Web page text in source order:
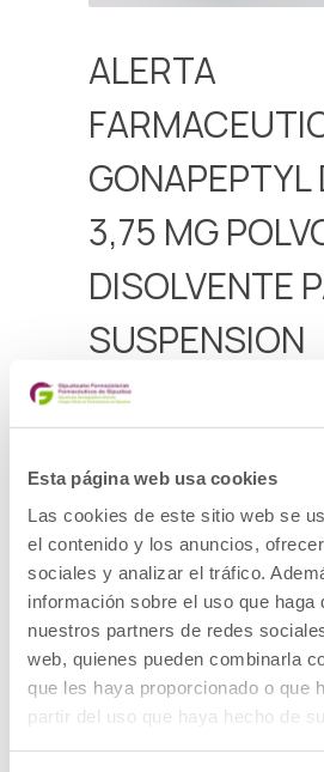
Esta página web usa cookies
Las cookies de este sitio web se
el contenido y los anuncios,
sociales y analizar el tráfico.
información sobre el uso que haga
nuestros partners de redes
web, quienes pueden combinarla
que les haya proporcionado o que
partir del uso que haya hecho de
ALERTA
GONAPEPTYL
3,75 MG
DISOLVENTE
SUSPENSION
INYECTABLE
DOE: TRIPTORELINA ACETATO
PRESENTACION:
mg POLVO Y DISOLVENTE
INYECTABLE, 1 jeringa
precargada de disolvente.
CODIGO NACIONAL: 742247
LOTE: U12671F
FECHA CADUCIDAD: 31/12/
DESCRIPCIÓN DEL
esterilidad de la aguja de
MEDIDAS CAUTELARES
Retirada del mercado de
distribuidas del lote afectado